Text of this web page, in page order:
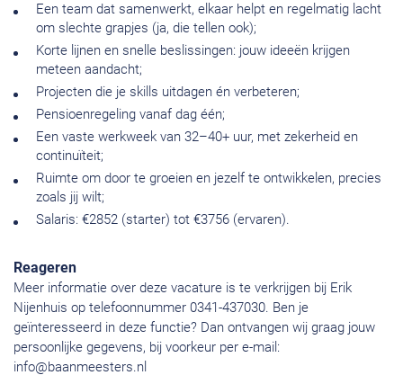
Een team dat samenwerkt, elkaar helpt en regelmatig lacht
om slechte grapjes (ja, die tellen ook);
Korte lijnen en snelle beslissingen: jouw ideeën krijgen
meteen aandacht;
Projecten die je skills uitdagen én verbeteren;
Pensioenregeling vanaf dag één;
Een vaste werkweek van 32–40+ uur, met zekerheid en
continuïteit;
Ruimte om door te groeien en jezelf te ontwikkelen, precies
zoals jij wilt;
Salaris: €2852 (starter) tot €3756 (ervaren).
Reageren
Meer informatie over deze vacature is te verkrijgen bij Erik
Nijenhuis op telefoonnummer 0341-437030. Ben je
geïnteresseerd in deze functie? Dan ontvangen wij graag jouw
persoonlijke gegevens, bij voorkeur per e-mail:
info@baanmeesters.nl